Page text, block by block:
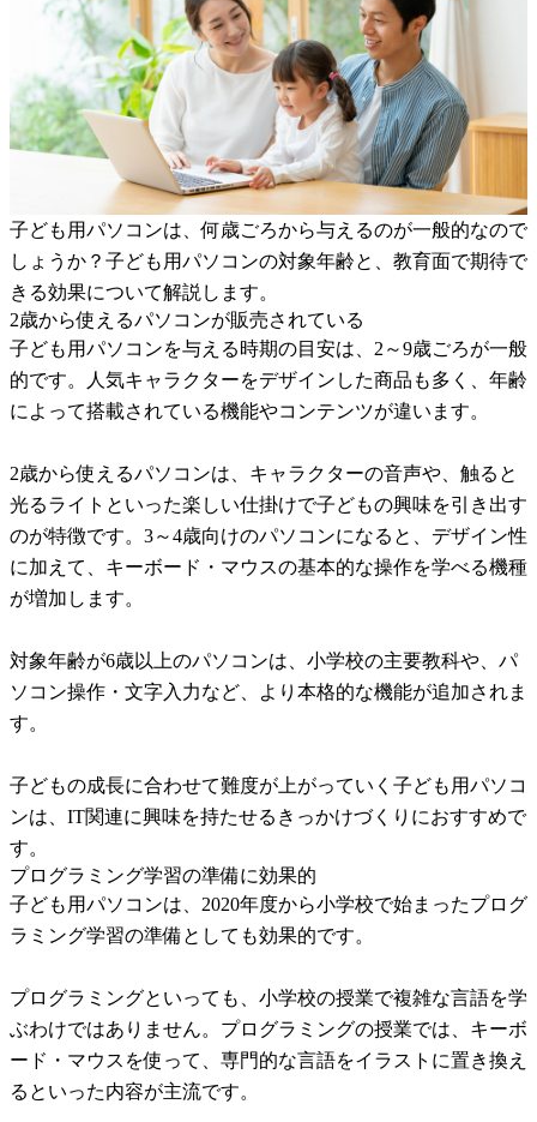
子ども用パソコンは、何歳ごろから与えるのが一般的なので
しょうか？子ども用パソコンの対象年齢と、教育面で期待で
きる効果について解説します。
2歳から使えるパソコンが販売されている
子ども用パソコンを与える時期の目安は、2～9歳ごろが一般
的です。人気キャラクターをデザインした商品も多く、年齢
によって搭載されている機能やコンテンツが違います。
2歳から使えるパソコンは、キャラクターの音声や、触ると
光るライトといった楽しい仕掛けで子どもの興味を引き出す
のが特徴です。3～4歳向けのパソコンになると、デザイン性
に加えて、キーボード・マウスの基本的な操作を学べる機種
が増加します。
対象年齢が6歳以上のパソコンは、小学校の主要教科や、パ
ソコン操作・文字入力など、より本格的な機能が追加されま
す。
子どもの成長に合わせて難度が上がっていく子ども用パソコ
ンは、IT関連に興味を持たせるきっかけづくりにおすすめで
す。
プログラミング学習の準備に効果的
子ども用パソコンは、2020年度から小学校で始まったプログ
ラミング学習の準備としても効果的です。
プログラミングといっても、小学校の授業で複雑な言語を学
ぶわけではありません。プログラミングの授業では、キーボ
ード・マウスを使って、専門的な言語をイラストに置き換え
るといった内容が主流です。